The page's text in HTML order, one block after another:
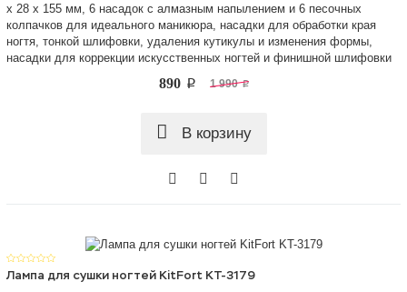
х 28 х 155 мм, 6 насадок с алмазным напылением и 6 песочных
колпачков для идеального маникюра, насадки для обработки края
ногтя, тонкой шлифовки, удаления кутикулы и изменения формы,
насадки для коррекции искусственных ногтей и финишной шлифовки
890 p 1 990 p
В корзину
Лампа для сушки ногтей KitFort KT-3179